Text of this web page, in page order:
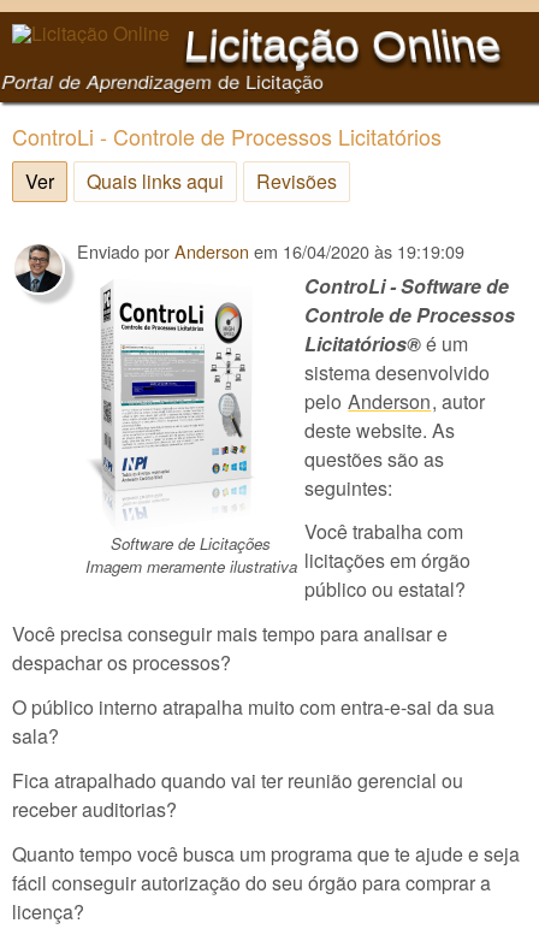
Pular para o conteúdo
principal
Licitação Online
Portal de Aprendizagem de Licitação
ControLi - Controle de Processos Licitatórios
Ver(aba ativa)
Quais links aqui Revisões
Enviado porAnderson em 16/04/2020 às 19:19:09
Software de Licitações
Imagem meramente ilustrativa
ControLi - Software de
Controle de Processos
Licitatórios®️é um
sistema desenvolvido
pelo Anderson, autor
deste website. As
questões são as
seguintes:
Você trabalha com
licitações em órgão
público ou estatal?
Você precisa conseguir mais tempo para analisar e
despachar os processos?
O público interno atrapalha muito com entra-e-sai da sua
sala?
Fica atrapalhado quando vai ter reunião gerencial ou
receber auditorias?
Quanto tempo você busca um programa que te ajude e seja
fácil conseguir autorização do seu órgão para comprar a
licença?